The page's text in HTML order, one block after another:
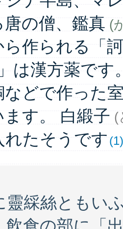
唐の僧、鑑真 (
作られる「
」は漢方薬で
などで作った
す。 白緞子 (
れたそうです (1)
靈綵絲ともい